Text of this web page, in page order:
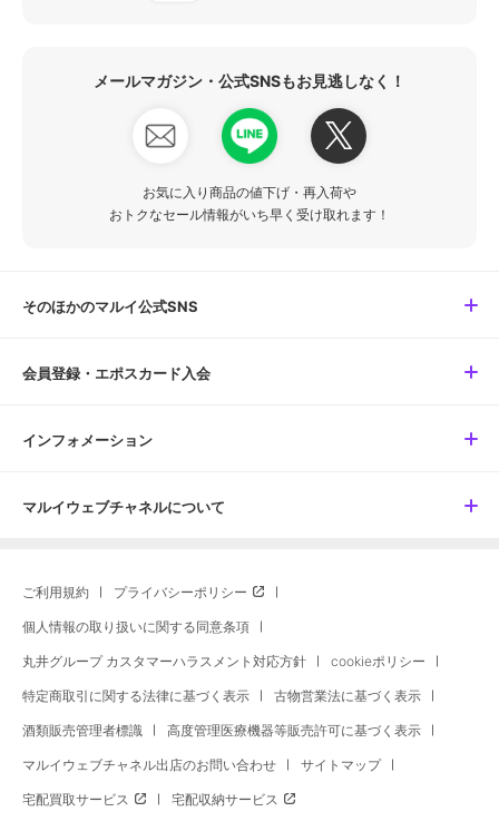
メールマガジン・公式SNSもお見逃しなく！
お気に入り商品の値下げ・再入荷や
おトクなセール情報がいち早く受け取れます！
そのほかのマルイ公式SNS
会員登録・エポスカード入会
インフォメーション
マルイウェブチャネルについて
ご利用規約 プライバシーポリシー
個人情報の取り扱いに関する同意条項
丸井グループ カスタマーハラスメント対応方針 cookieポリシー
特定商取引に関する法律に基づく表示 古物営業法に基づく表示
酒類販売管理者標識 高度管理医療機器等販売許可に基づく表示
マルイウェブチャネル出店のお問い合わせ サイトマップ
宅配買取サービス 宅配収納サービス